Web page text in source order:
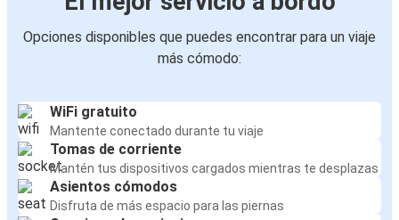
Opciones disponibles que puedes encontrar para un viaje
más cómodo:
WiFi gratuito
Mantente conectado durante tu viaje
Tomas de corriente
Mantén tus dispositivos cargados mientras te desplazas
Asientos cómodos
Disfruta de más espacio para las piernas